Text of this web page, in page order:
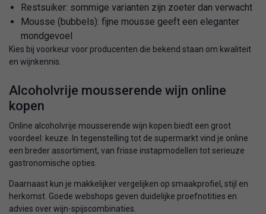
Restsuiker: sommige varianten zijn zoeter dan verwacht
Mousse (bubbels): fijne mousse geeft een eleganter
mondgevoel
Kies bij voorkeur voor producenten die bekend staan om kwaliteit
en wijnkennis.
Alcoholvrije mousserende wijn online
kopen
Online alcoholvrije mousserende wijn kopen biedt een groot
voordeel: keuze. In tegenstelling tot de supermarkt vind je online
een breder assortiment, van frisse instapmodellen tot serieuze
gastronomische opties.
Daarnaast kun je makkelijker vergelijken op smaakprofiel, stijl en
herkomst. Goede webshops geven duidelijke proefnotities en
advies over wijn-spijscombinaties.